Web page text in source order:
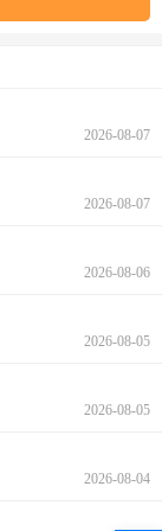
2026-08-07
2026-08-07
2026-08-06
2026-08-05
2026-08-05
2026-08-04